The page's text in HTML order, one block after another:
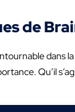
de
dans
Qu’il